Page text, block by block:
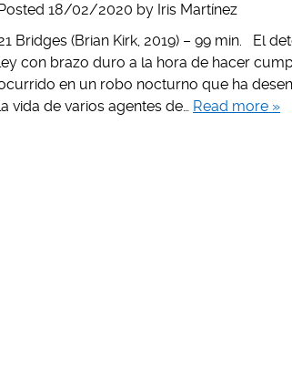
Posted 18/02/2020 by Iris Martínez
Bridges (Brian Kirk, 2019) – 99 min. El
con brazo duro a la hora de hacer
en un robo nocturno que ha
vida de varios agentes de… Read more »